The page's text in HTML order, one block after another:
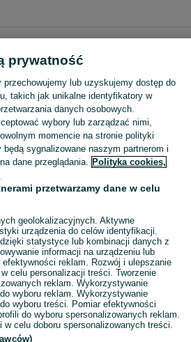
Zobacz
prywatność
lub uzyskujemy dostęp do
takich jak unikalne identyfikatory w
danych osobowych.
wybory lub zarządzać nimi,
momencie na stronie polityki
sygnalizowane naszym partnerom i
dane przeglądania. Polityka cookies,
przetwarzamy dane w celu
geolokalizacyjnych. Aktywne
urządzenia do celów identyfikacji.
statystyce lub kombinacji danych z
informacji na urządzeniu lub
reklam. Rozwój i ulepszanie
celu personalizacji treści. Tworzenie
reklam. Wykorzystywanie
wyboru reklam. Wykorzystywanie
wyboru treści. Pomiar efektywności
do wyboru spersonalizowanych reklam.
w celu doboru spersonalizowanych treści.